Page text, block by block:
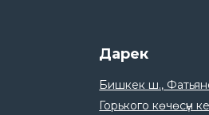
Mar
Дарек
Бишкек ш.,
Горького көчөсүн